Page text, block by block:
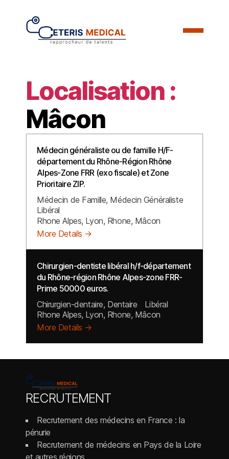
Localisation :
Mâcon
Médecin généraliste ou de famille H/F-
département du Rhône-Région Rhône
Alpes-Zone FRR (exo fiscale) et Zone
Prioritaire ZIP.
Médecin de Famille Médecin Généraliste
Libéral
Rhone Alpes Lyon Rhone Mâcon
More Details
Chirurgien-dentiste libéral h/f-département
du Rhône-région Rhône Alpes-zone FRR-
Prime 50000 euros.
Chirurgien-dentaire Dentaire
Libéral
Rhone Alpes Lyon Rhone Mâcon
More Details
RECRUTEMENT
Recrutement des médecins en France : la
pénurie
Recrutement de médecins en Pays de la Loire
et autres régions